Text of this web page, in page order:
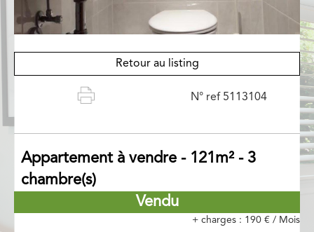
Retour au listing
N° ref 5113104
Appartement à vendre - 121m² - 3
chambre(s)
Vendu
+ charges : 190 € / Mois